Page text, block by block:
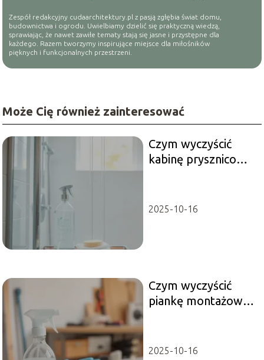
Zespół redakcyjny cudaarchitektury.pl z pasją zgłębia świat domu,
budownictwa i ogrodu. Uwielbiamy dzielić się praktyczną wiedzą,
sprawiając, że nawet zawiłe tematy stają się jasne i przystępne dla
każdego. Razem tworzymy inspirujące miejsce dla miłośników
pięknych i funkcjonalnych przestrzeni.
Może Cię również zainteresować
Czym wyczyścić
kabinę prysznicową
2025-10-16
Czym wyczyścić
piankę montażową?
2025-10-16